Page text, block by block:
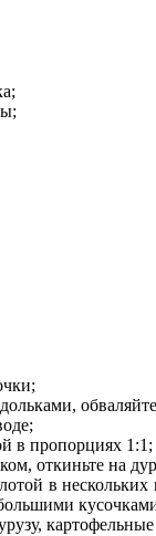
в пропорциях 1:1;
откиньте на
в